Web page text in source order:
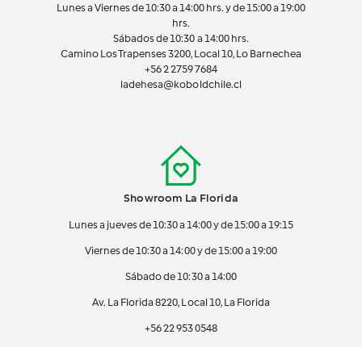
Lunes a Viernes de 10:30 a 14:00 hrs. y de 15:00 a 19:00
hrs.
Sábados de 10:30 a 14:00 hrs.
Camino Los Trapenses 3200, Local 10, Lo Barnechea
+56 22759 7684
ladehesa@koboldchile.cl
Showroom La Florida
Lunes a jueves de 10:30 a 14:00 y de 15:00 a 19:15
Viernes de 10:30 a 14:00 y de 15:00 a 19:00
Sábado de 10:30 a 14:00
Av. La Florida 8220, Local 10, La Florida
+56 22 953 0548